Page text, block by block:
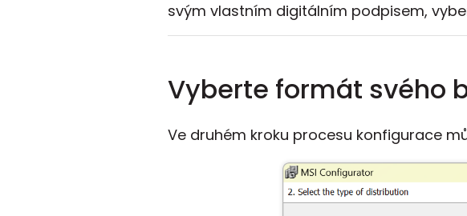
svým vlastním digitálním podpisem,
Vyberte formát svého
Ve druhém kroku procesu konfigurace